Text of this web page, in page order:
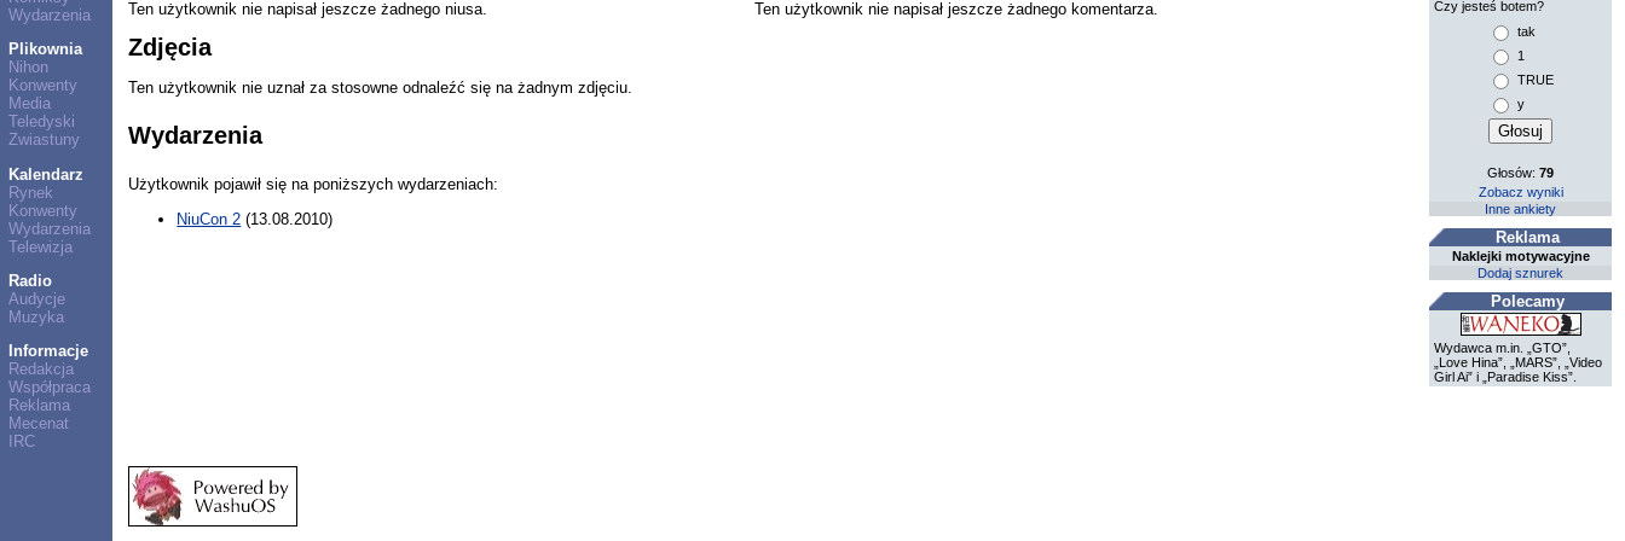
Wydarzenia
Plikownia
Nihon
Konwenty
Media
Teledyski
Zwiastuny
Kalendarz
Rynek
Konwenty
Wydarzenia
Telewizja
Radio
Audycje
Muzyka
Informacje
Redakcja
Współpraca
Reklama
Mecenat
IRC
Ten użytkownik nie napisał jeszcze żadnego niusa. Ten użytkownik nie napisał jeszcze żadnego komentarza.
Zdjęcia
Ten użytkownik nie uznał za stosowne odnaleźć się na żadnym zdjęciu.
Wydarzenia
Użytkownik pojawił się na poniższych wydarzeniach:
NiuCon 2 (13.08.2010)
Czy jesteś botem?
tak
1
TRUE
y
Głosów:79
Zobacz wyniki
Inne ankiety
Reklama
Naklejki motywacyjne
Dodaj sznurek
Polecamy
Wydawca m.in. „GTO”,
„Love Hina”, „MARS”, „Video
Girl Ai” i „Paradise Kiss”.